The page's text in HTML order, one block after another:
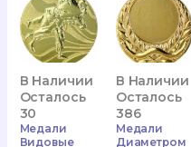
В Наличии
Осталось
30
Медали
Видовые
В Наличии
Осталось
386
Медали
Диаметром